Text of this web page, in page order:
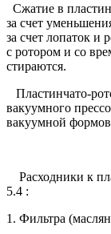
Сжатие в
за счет
за счет лопаток и
с ротором и со
стираются.
Пластинчато-
вакуумного
вакуумной
Расходники к
5.4 :
1. Фильтра